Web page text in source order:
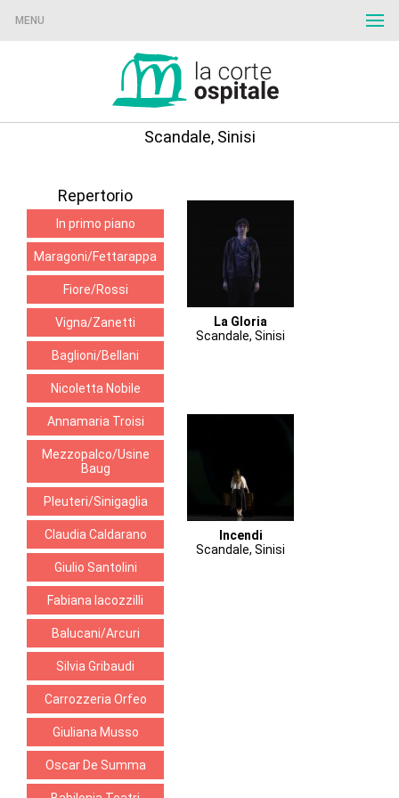
MENU
Scandale, Sinisi
Repertorio
In primo piano
Maragoni/Fettarappa
Fiore/Rossi
Vigna/Zanetti
Baglioni/Bellani
Nicoletta Nobile
Annamaria Troisi
Mezzopalco/Usine
Baug
Pleuteri/Sinigaglia
Claudia Caldarano
Giulio Santolini
Fabiana Iacozzilli
Balucani/Arcuri
Silvia Gribaudi
Carrozzeria Orfeo
Giuliana Musso
Oscar De Summa
La Gloria
Scandale, Sinisi
Incendi
Scandale, Sinisi